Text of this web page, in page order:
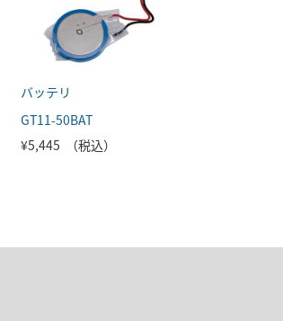
バッテリ
GT11-50BAT
¥5,445 （税込）